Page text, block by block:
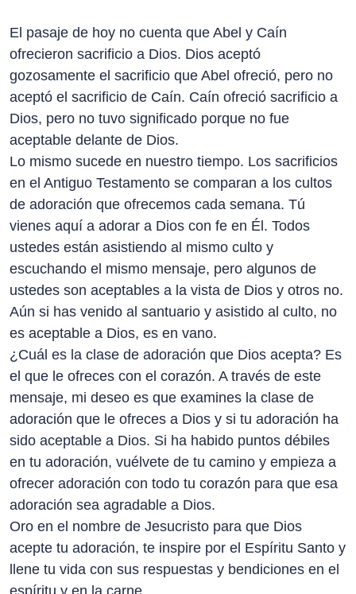
El pasaje de hoy no cuenta que Abel y Caín
ofrecieron sacrificio a Dios. Dios aceptó
gozosamente el sacrificio que Abel ofreció, pero no
aceptó el sacrificio de Caín. Caín ofreció sacrificio a
Dios, pero no tuvo significado porque no fue
aceptable delante de Dios.
Lo mismo sucede en nuestro tiempo. Los sacrificios
en el Antiguo Testamento se comparan a los cultos
de adoración que ofrecemos cada semana. Tú
vienes aquí a adorar a Dios con fe en Él. Todos
ustedes están asistiendo al mismo culto y
escuchando el mismo mensaje, pero algunos de
ustedes son aceptables a la vista de Dios y otros no.
Aún si has venido al santuario y asistido al culto, no
es aceptable a Dios, es en vano.
¿Cuál es la clase de adoración que Dios acepta? Es
el que le ofreces con el corazón. A través de este
mensaje, mi deseo es que examines la clase de
adoración que le ofreces a Dios y si tu adoración ha
sido aceptable a Dios. Si ha habido puntos débiles
en tu adoración, vuélvete de tu camino y empieza a
ofrecer adoración con todo tu corazón para que esa
adoración sea agradable a Dios.
Oro en el nombre de Jesucristo para que Dios
acepte tu adoración, te inspire por el Espíritu Santo y
llene tu vida con sus respuestas y bendiciones en el
espíritu y en la carne.